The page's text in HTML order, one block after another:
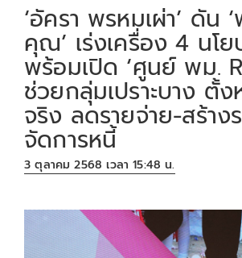
‘อัครา พรหมเผ่า’ ดัน
คุณ’ เร่งเครื่อง 4 นโย
พร้อมเปิด ‘ศูนย์ พม.
ช่วยกลุ่มเปราะบาง ตั้
จริง ลดรายจ่าย-สร้าง
จัดการหนี้
3 ตุลาคม 2568 เวลา 15:48 น.